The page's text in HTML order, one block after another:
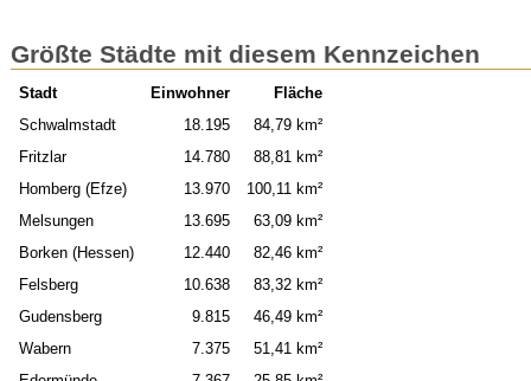
Größte Städte mit diesem Kennzeichen
Stadt Einwohner
Fläche
Schwalmstadt
18.195
84,79 km²
Fritzlar
14.780
88,81 km²
Homberg (Efze)
13.970
100,11 km²
Melsungen
13.695
63,09 km²
Borken (Hessen)
12.440
82,46 km²
Felsberg
10.638
83,32 km²
Gudensberg
9.815
46,49 km²
Wabern
7.375
51,41 km²